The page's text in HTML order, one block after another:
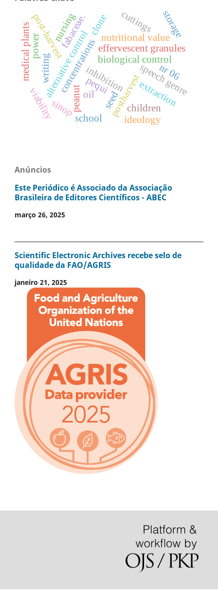
concentrationsinhibitionpostharvest
alternative control extraction
nutritional value
oil
pequi
biological control
post-harvest
peanut
fabaceae.
writing speech genre
effervescent granules
nursing storage
seed
viability
cuttings
clone
medical plants
sinopschool
children
nr 06
power
ideology
Anúncios
Este Periódico é Associado da Associação
Brasileira de Editores Científicos - ABEC
março 26, 2025
Scientific Electronic Archives recebe selo de
qualidade da FAO/AGRIS
janeiro 21, 2025